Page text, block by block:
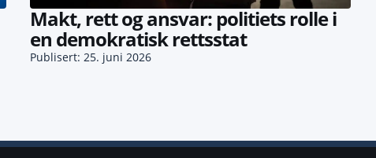
Makt, rett og ansvar: politiets rolle i
en demokratisk rettsstat
Publisert: 25. juni 2026